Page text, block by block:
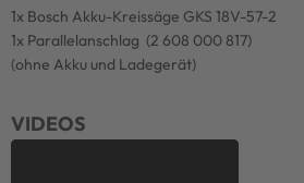
1x Bosch Akku-Kreissäge GKS 18V-57-2
1x Parallelanschlag (2 608 000 817)
(ohne Akku und Ladegerät)
VIDEOS